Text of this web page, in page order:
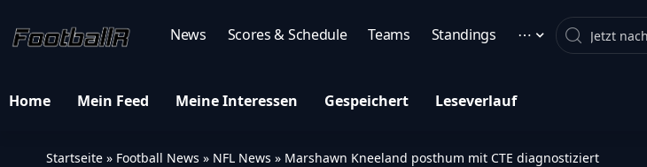
News Scores & Schedule Teams Standings ⋯ Search
Home Mein Feed Meine Interessen Gespeichert Leseverlauf
Startseite » Football News » NFL News » Marshawn Kneeland posthum mit CTE diagnostiziert